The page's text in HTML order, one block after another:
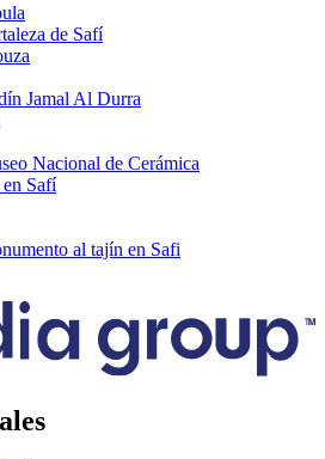
de Safí
Jamal Al Durra
Nacional de Cerámica
Safí
al tajín en Safi